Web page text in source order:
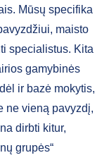
Mūsų specifika
maisto
specialistus. Kita
gamybinės
ir bazė mokytis,
ne vieną pavyzdį,
dirbti kitur,
grupės“